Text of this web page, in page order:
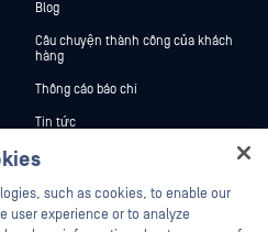
Blog
Câu chuyện thành công của khách
hàng
Thông cáo báo chí
Tin tức
Sự kiện
Hội thảo trên trực tuyến
Datasheets
such as cookies, to enable our
user experience or to analyze
OPSWAT virtual assistant.